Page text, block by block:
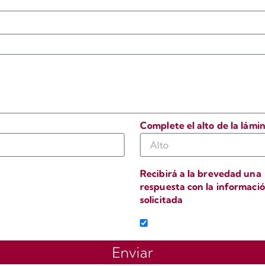
Complete el alto de la
Recibirá a la brevedad una
respuesta con la
solicitada
Enviar